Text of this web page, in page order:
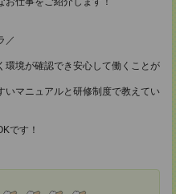
／
環境が確認でき安心して働くことが
いマニュアルと研修制度で教えてい
です！